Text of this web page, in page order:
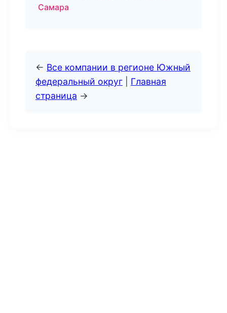
Самара
← Все компании в регионе Южный
федеральный округ
Главная
страница →